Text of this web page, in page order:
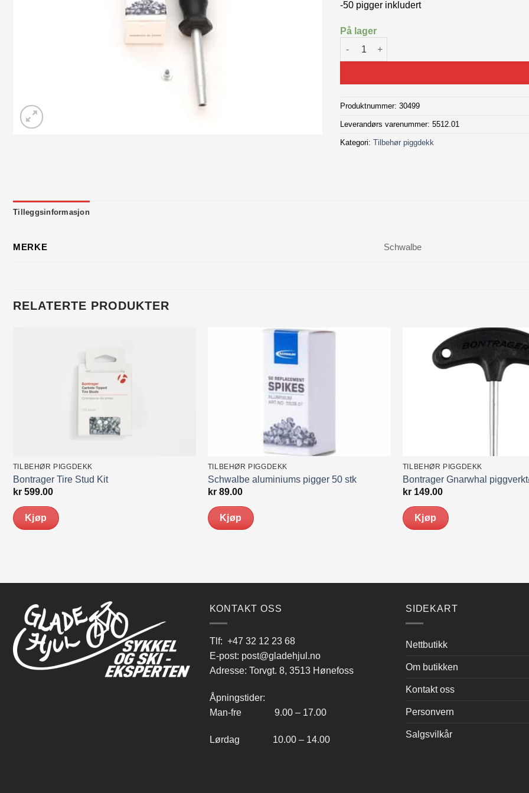
-50 pigger inkludert
På lager
SCHWALBE Steel spikes and tool antall
Produktnummer:30499
Leverandørs varenummer: 5512.01
Kategori:Tilbehør piggdekk
Tilleggsinformasjon
MERKE Schwalbe
RELATERTE PRODUKTER
TILBEHØR PIGGDEKK
Bontrager Tire Stud Kit
kr599.00
Kjøp
TILBEHØR PIGGDEKK
Schwalbe aluminiums pigger 50 stk
kr89.00
Kjøp
TILBEHØR PIGGDEKK
Bontrager Gnarwhal
kr149.00
Kjøp
KONTAKT OSS
Tlf: +47 32 12 23 68
E-post: post@gladehjul.no
Adresse: Torvgt. 8, 3513 Hønefoss
Åpningstider:
Man-fre 9.00 – 17.00
Lørdag 10.00 – 14.00
SIDEKART
Nettbutikk
Om butikken
Kontakt oss
Personvern
Salgsvilkår